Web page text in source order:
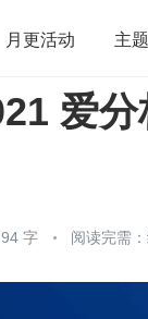
月更活动 主
算
爱
字 阅读完需